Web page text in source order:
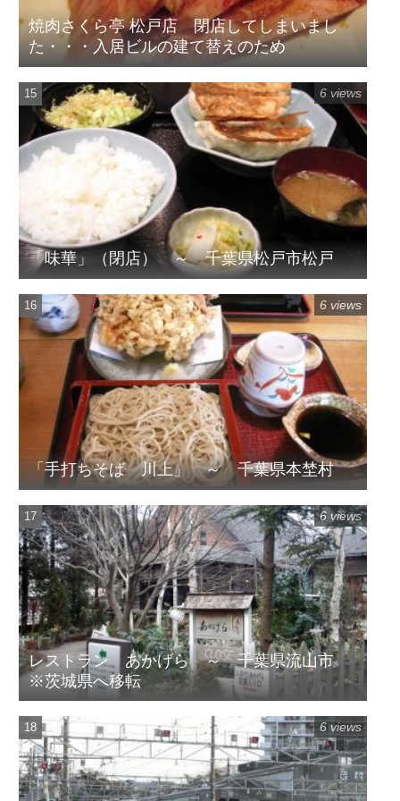
焼肉さくら亭 松戸店 閉店してしまいまし
た・・・入居ビルの建て替えのため
「味華」（閉店） ～ 千葉県松戸市松戸
6 views
「手打ちそば 川上」 ～ 千葉県本埜村
6 views
レストラン あかげら ～ 千葉県流山市
※茨城県へ移転
6 views
6 views